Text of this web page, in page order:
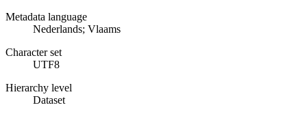
Metadata language
Nederlands; Vlaams
Character set
UTF8
Hierarchy level
Dataset